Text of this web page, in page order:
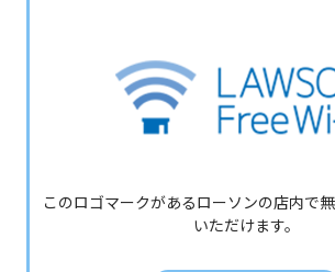
このロゴマークがあるローソンの店内で
いただけます。